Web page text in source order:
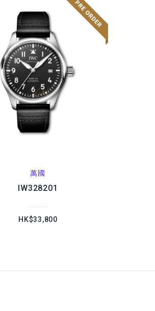
萬國
IW328201
HK$33,800